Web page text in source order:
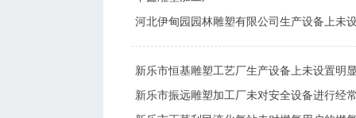
河北伊甸园园林雕塑有限公司生产设备上未
新乐市恒基雕塑工艺厂生产设备上未设置明
新乐市振远雕塑加工厂未对安全设备进行经